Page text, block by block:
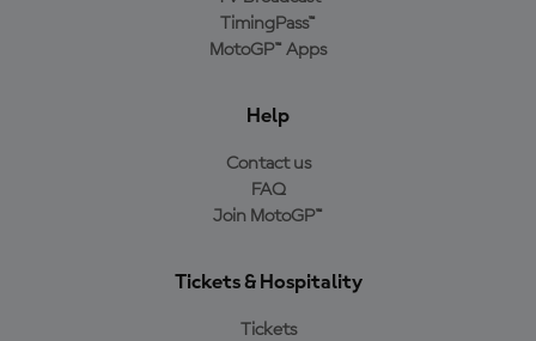
TimingPass™
MotoGP™ Apps
Help
Contact us
FAQ
Join MotoGP™
Tickets & Hospitality
Tickets